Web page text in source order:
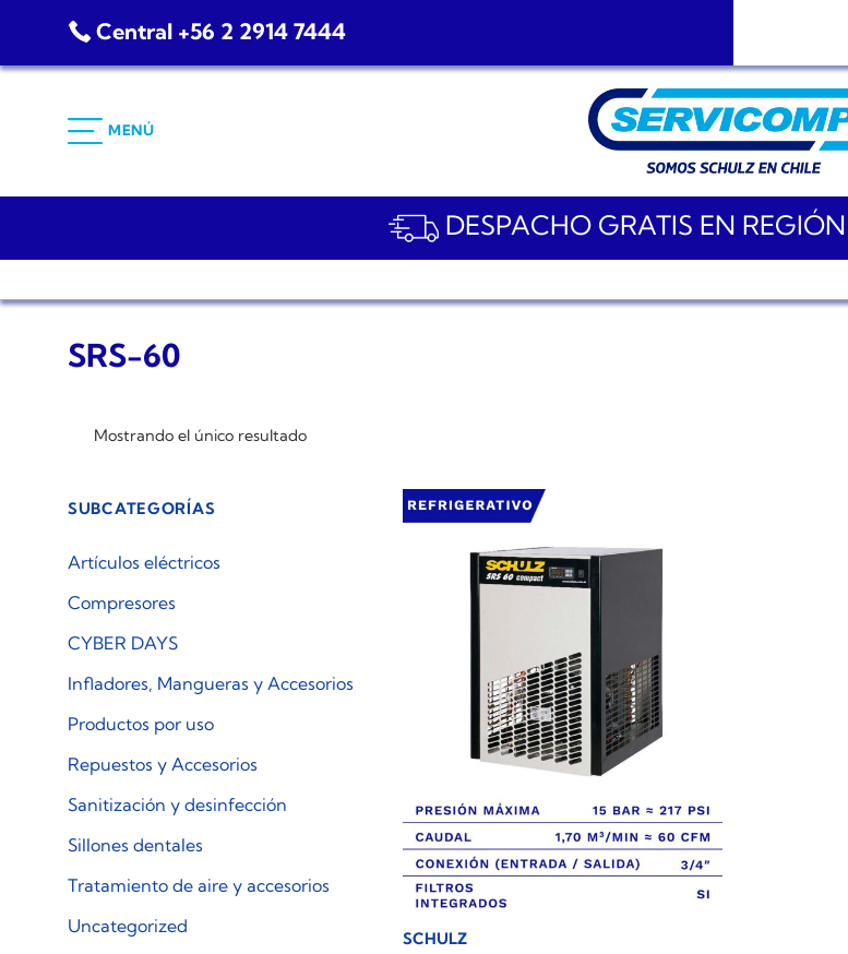
contenido
Central +56 2 2914 7444
MENÚ
DESPACHO GRATIS EN
SRS-60
Mostrando el único resultado
SUBCATEGORÍAS
Artículos eléctricos
Compresores
CYBER DAYS
Infladores, Mangueras y Accesorios
Productos por uso
Repuestos y Accesorios
Sanitización y desinfección
Sillones dentales
Tratamiento de aire y accesorios
Uncategorized
SCHULZ